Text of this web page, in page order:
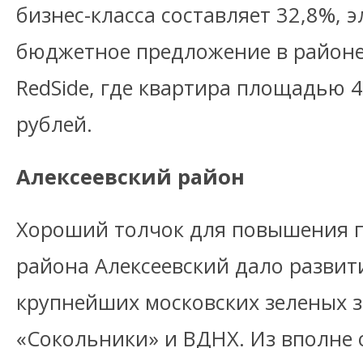
бизнес-класса составляет 32,8%,
бюджетное предложение в
RedSide, где квартира площадью
рублей.
Алексеевский район
Хороший толчок для повышения
района Алексеевский дало
крупнейших московских зеленых
«Сокольники» и ВДНХ. Из вполне